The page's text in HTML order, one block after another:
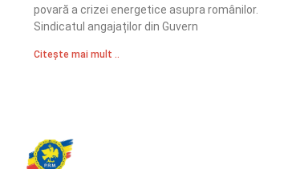
povară a crizei energetice asupra românilor.
Sindicatul angajaților din Guvern
Citește mai mult ..